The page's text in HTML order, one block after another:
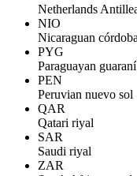
Netherlands
NIO
Nicaraguan córdoba
PYG
Paraguayan guaraní
PEN
Peruvian nuevo sol
QAR
Qatari riyal
SAR
Saudi riyal
ZAR